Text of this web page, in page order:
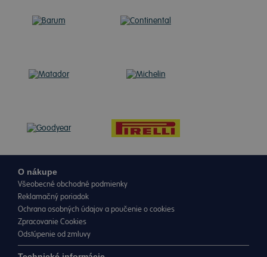
O nákupe
Všeobecné obchodné podmienky
Reklamačný poriadok
Ochrana osobných údajov a poučenie o cookies
Zpracovanie Cookies
Odstúpenie od zmluvy